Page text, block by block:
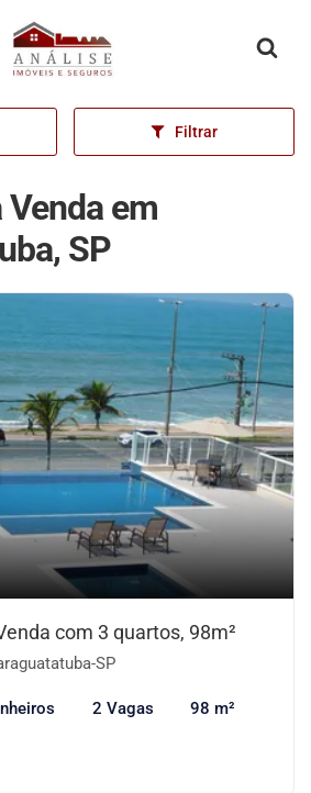
Página inicial
Filtrar
em
SP
com 3 quartos, 98m²
SP
2 Vagas 98 m²